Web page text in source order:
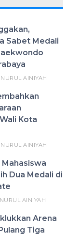
Sabet Medali
AINIYAH
Kota
AINIYAH
Mahasiswa
Dua Medali di
AINIYAH
Arena
Tiga